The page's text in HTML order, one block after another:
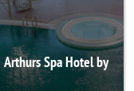
Spa Hotel by